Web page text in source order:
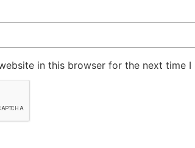
in this browser for the next time I